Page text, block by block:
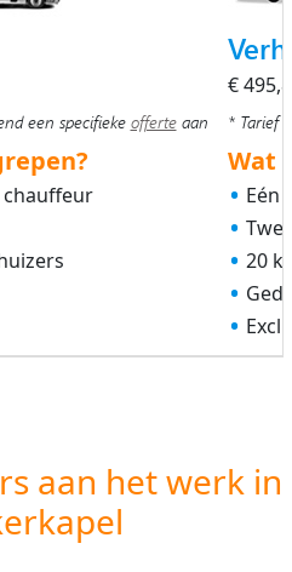
een specifieke offerteaan
chauffeur
€
* Tarief
Wat
Eén
20
Excl.
aan het werk in